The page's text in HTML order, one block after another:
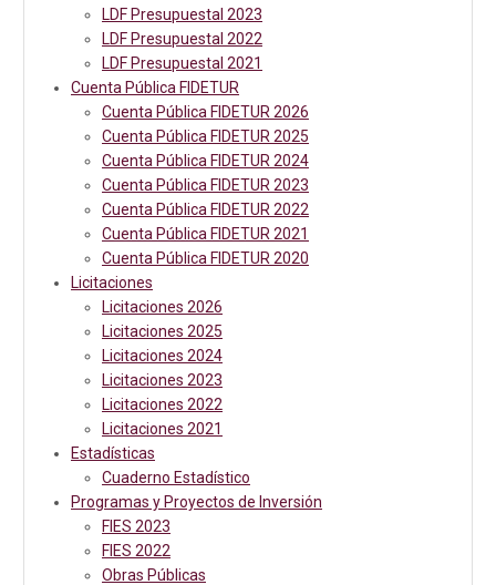
LDF Presupuestal 2023
LDF Presupuestal 2022
LDF Presupuestal 2021
Cuenta Pública FIDETUR
Cuenta Pública FIDETUR 2026
Cuenta Pública FIDETUR 2025
Cuenta Pública FIDETUR 2024
Cuenta Pública FIDETUR 2023
Cuenta Pública FIDETUR 2022
Cuenta Pública FIDETUR 2021
Cuenta Pública FIDETUR 2020
Licitaciones
Licitaciones 2026
Licitaciones 2025
Licitaciones 2024
Licitaciones 2023
Licitaciones 2022
Licitaciones 2021
Estadísticas
Cuaderno Estadístico
Programas y Proyectos de Inversión
FIES 2023
FIES 2022
Obras Públicas